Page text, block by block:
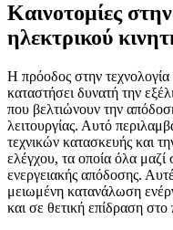
Καινοτομίες
ηλεκτρικού
Η πρόοδος στην
καταστήσει δυνατή την
που βελτιώνουν την
λειτουργίας. Αυτό
τεχνικών κατασκευής και
ελέγχου, τα οποία όλα
ενεργειακής απόδοσης.
μειωμένη κατανάλωση
και σε θετική επίδραση στο